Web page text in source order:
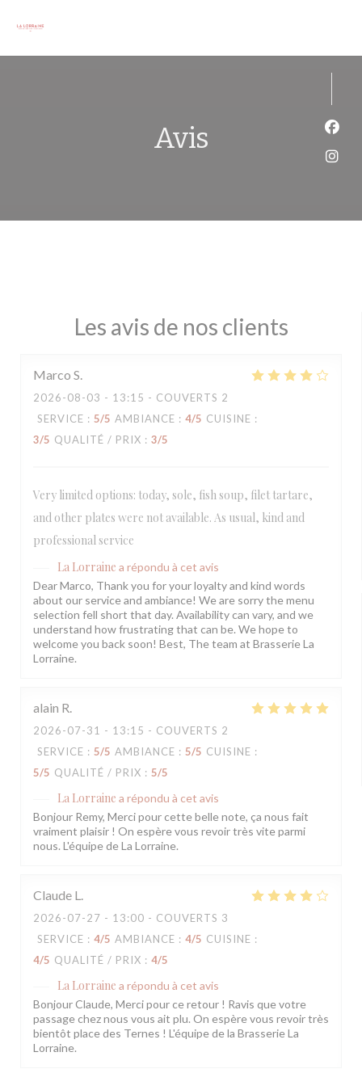
Avis
Les avis de nos clients
Marco S
2026-08-03 - 13:15 - COUVERTS 2
SERVICE : 5/5 AMBIANCE : 4/5 CUISINE :
3/5 QUALITÉ / PRIX : 3/5
Very limited options: today, sole, fish soup, filet tartare,
and other plates were not available. As usual, kind and
professional service
La Lorraine a répondu à cet avis
Dear Marco, Thank you for your loyalty and kind words
about our service and ambiance! We are sorry the menu
selection fell short that day. Availability can vary, and we
understand how frustrating that can be. We hope to
welcome you back soon! Best, The team at Brasserie La
Lorraine.
alain R
2026-07-31 - 13:15 - COUVERTS 2
SERVICE : 5/5 AMBIANCE : 5/5 CUISINE :
5/5 QUALITÉ / PRIX : 5/5
La Lorraine a répondu à cet avis
Bonjour Remy, Merci pour cette belle note, ça nous fait
vraiment plaisir ! On espère vous revoir très vite parmi
nous. L'équipe de La Lorraine.
Claude L
2026-07-27 - 13:00 - COUVERTS 3
SERVICE : 4/5 AMBIANCE : 4/5 CUISINE :
4/5 QUALITÉ / PRIX : 4/5
La Lorraine a répondu à cet avis
Bonjour Claude, Merci pour ce retour ! Ravis que votre
passage chez nous vous ait plu. On espère vous revoir très
bientôt place des Ternes ! L'équipe de la Brasserie La
Lorraine.